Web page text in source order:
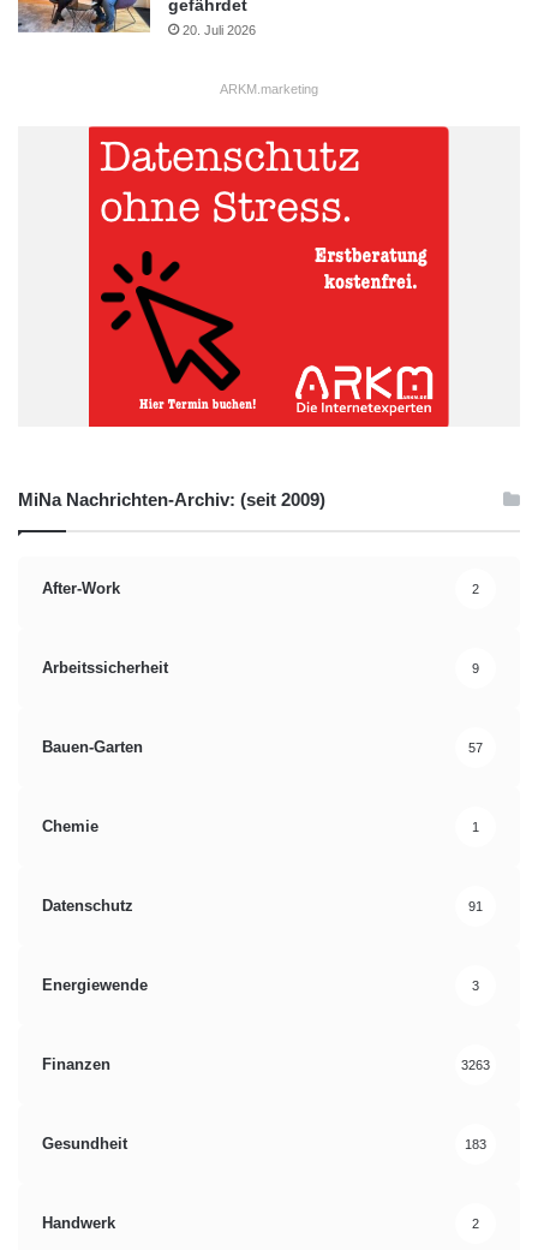
gefährdet
20. Juli 2026
ARKM.marketing
MiNa Nachrichten-Archiv: (seit 2009)
After-Work 2
Arbeitssicherheit 9
Bauen-Garten 57
Chemie 1
Datenschutz 91
Energiewende 3
Finanzen 3263
Gesundheit 183
Handwerk 2